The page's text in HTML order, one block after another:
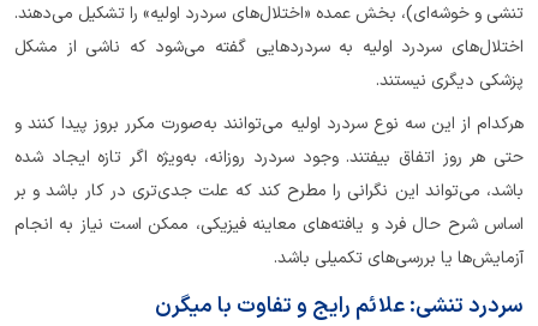
تنشی و خوشه‌ای)، بخش عمده‌ «اختلال‌های سردرد اولیه» را تشکیل می‌دهند.
اختلال‌های سردرد اولیه به سردردهایی گفته می‌شود که ناشی از مشکل
پزشکی دیگری نیستند.
هرکدام از این سه نوع سردرد اولیه می‌توانند به‌صورت مکرر بروز پیدا کنند و
حتی هر روز اتفاق بیفتند. وجود سردرد روزانه، به‌ویژه اگر تازه ایجاد شده
باشد، می‌تواند این نگرانی را مطرح کند که علت جدی‌تری در کار باشد و بر
اساس شرح حال فرد و یافته‌های معاینه فیزیکی، ممکن است نیاز به انجام
آزمایش‌ها یا بررسی‌های تکمیلی باشد.
سردرد تنشی: علائم رایج و تفاوت با میگرن